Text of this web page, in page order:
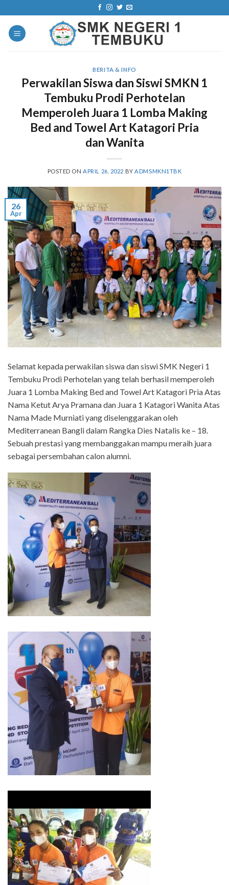
to
content
BERITA & INFO
Perwakilan Siswa dan Siswi SMKN 1
Tembuku Prodi Perhotelan
Memperoleh Juara 1 Lomba Making
Bed and Towel Art Katagori Pria
dan Wanita
POSTED ON APRIL 26, 2022 BY ADMSMKN1TBK
26
Apr
Selamat kepada perwakilan siswa dan siswi SMK Negeri 1
Tembuku Prodi Perhotelan yang telah berhasil memperoleh
Juara 1 Lomba Making Bed and Towel Art Katagori Pria Atas
Nama Ketut Arya Pramana dan Juara 1 Katagori Wanita Atas
Nama Made Murniati yang diselenggarakan oleh
Mediterranean Bangli dalam Rangka Dies Natalis ke – 18.
Sebuah prestasi yang membanggakan mampu meraih juara
sebagai persembahan calon alumni.